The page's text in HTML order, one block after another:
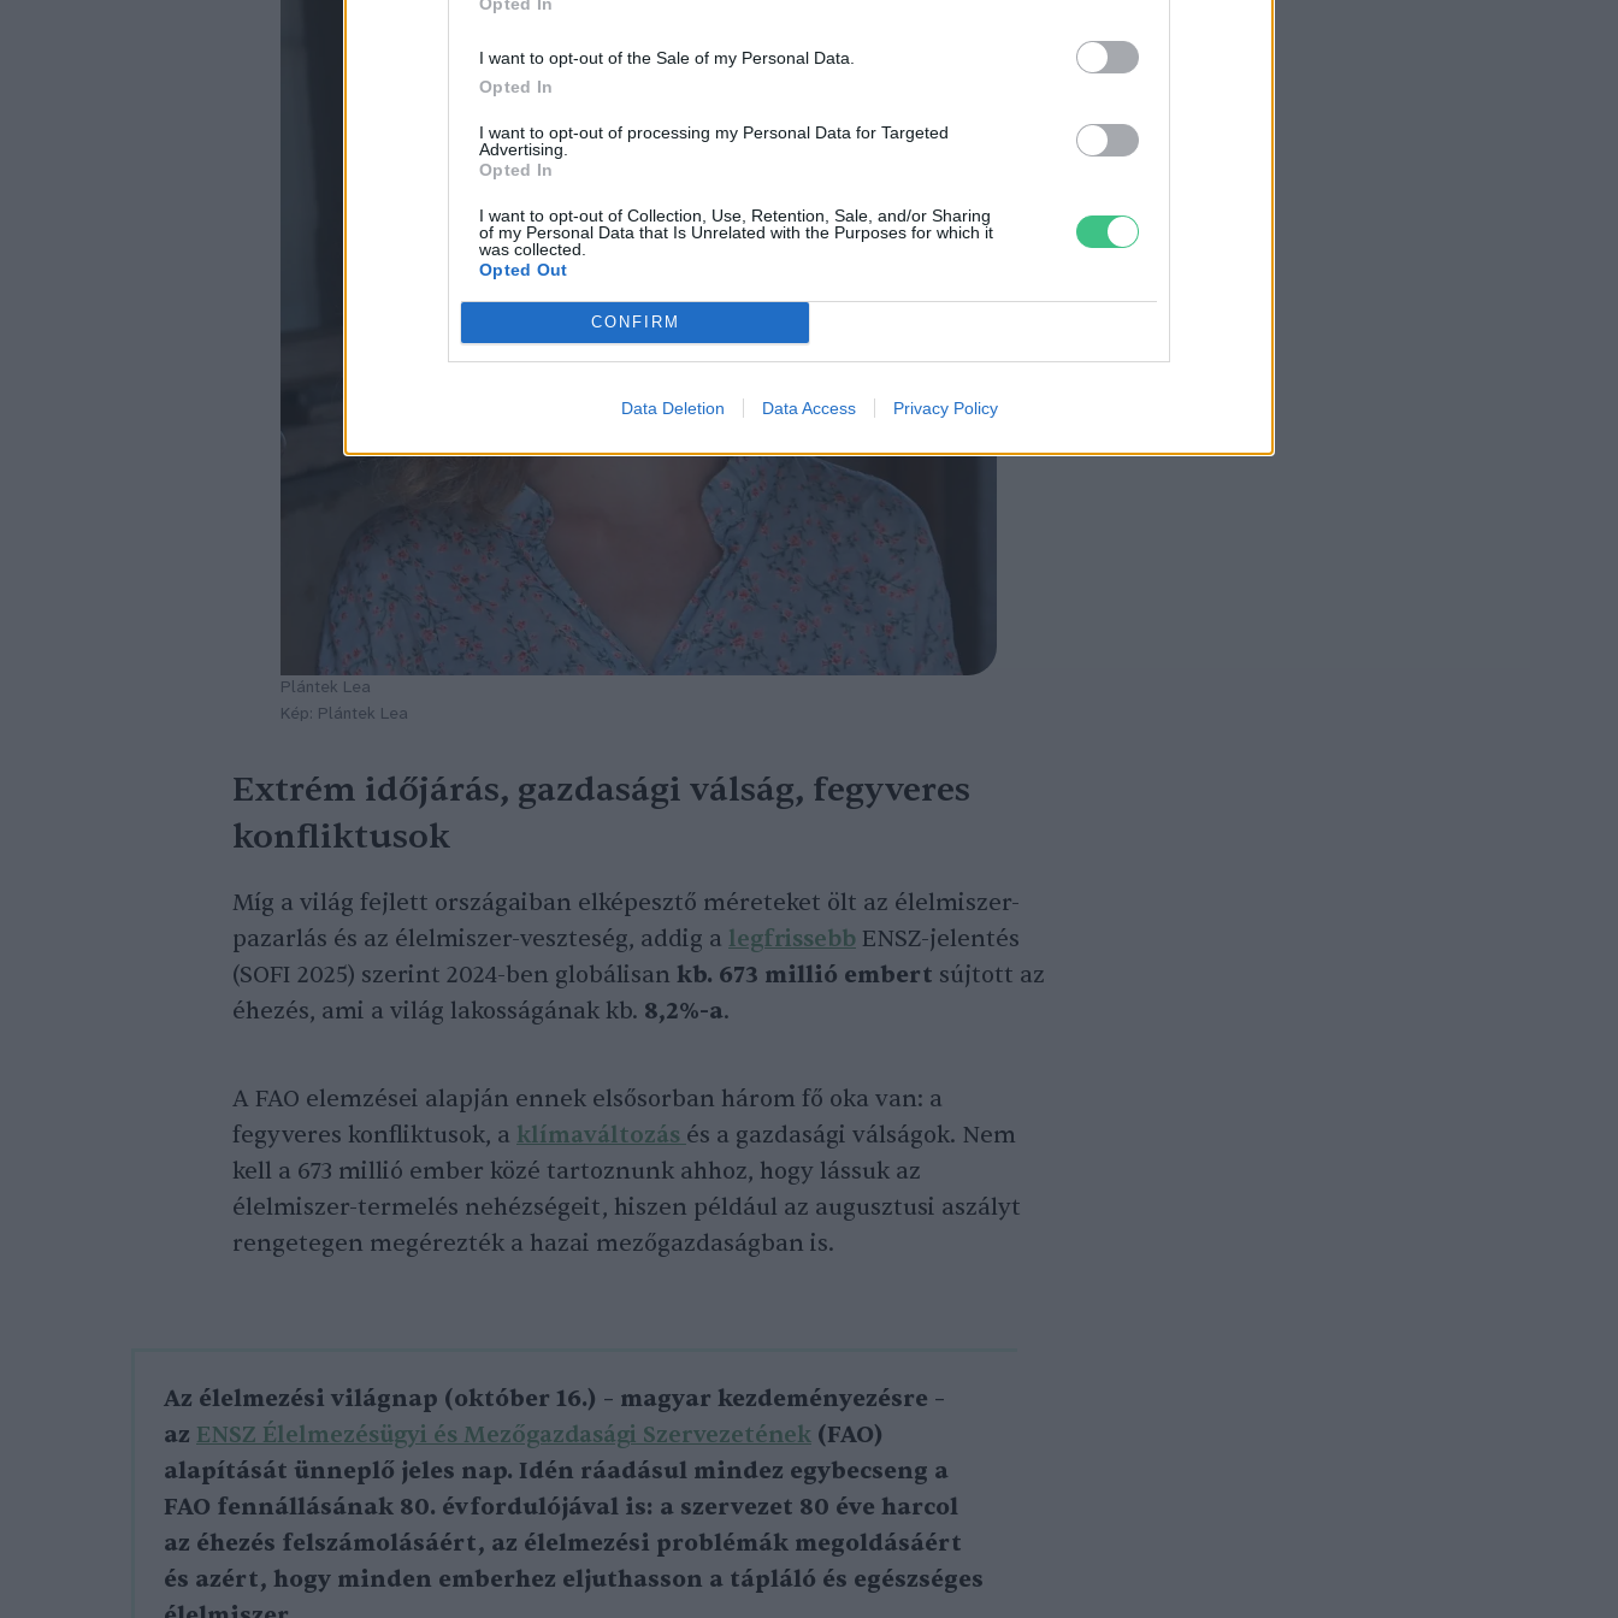
I want to opt-out of the Sale of my Personal Data.
Opted In
I want to opt-out of processing my Personal Data for Targeted
Advertising.
Opted In
I want to opt-out of Collection, Use, Retention, Sale, and/or Sharing
of my Personal Data that Is Unrelated with the Purposes for which it
was collected.
Opted Out
CONFIRM
Data Deletion Data Access Privacy Policy
Plántek Lea
Kép: Plántek Lea
Extrém időjárás, gazdasági válság, fegyveres
konfliktusok
Míg a világ fejlett országaiban elképesztő méreteket ölt az élelmiszer-
pazarlás és az élelmiszer-veszteség, addig a legfrissebb ENSZ-jelentés
(SOFI 2025) szerint 2024-ben globálisan kb. 673 millió embert sújtott az
éhezés, ami a világ lakosságának kb. 8,2%-a.
A FAO elemzései alapján ennek elsősorban három fő oka van: a
fegyveres konfliktusok, a klímaváltozás és a gazdasági válságok. Nem
kell a 673 millió ember közé tartoznunk ahhoz, hogy lássuk az
élelmiszer-termelés nehézségeit, hiszen például az augusztusi aszályt
rengetegen megérezték a hazai mezőgazdaságban is.
Az élelmezési világnap (október 16.) – magyar kezdeményezésre –
az ENSZ Élelmezésügyi és Mezőgazdasági Szervezetének (FAO)
alapítását ünneplő jeles nap. Idén ráadásul mindez egybecseng a
FAO fennállásának 80. évfordulójával is: a szervezet 80 éve harcol
az éhezés felszámolásáért, az élelmezési problémák megoldásáért
és azért, hogy minden emberhez eljuthasson a tápláló és egészséges